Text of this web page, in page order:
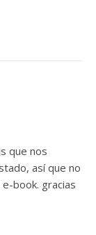
que nos
así que no
book. gracias